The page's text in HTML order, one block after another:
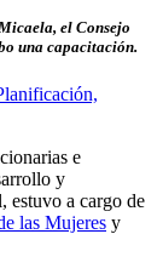
el Consejo
una capacitación.
e
y
estuvo a cargo de
las Mujeres y